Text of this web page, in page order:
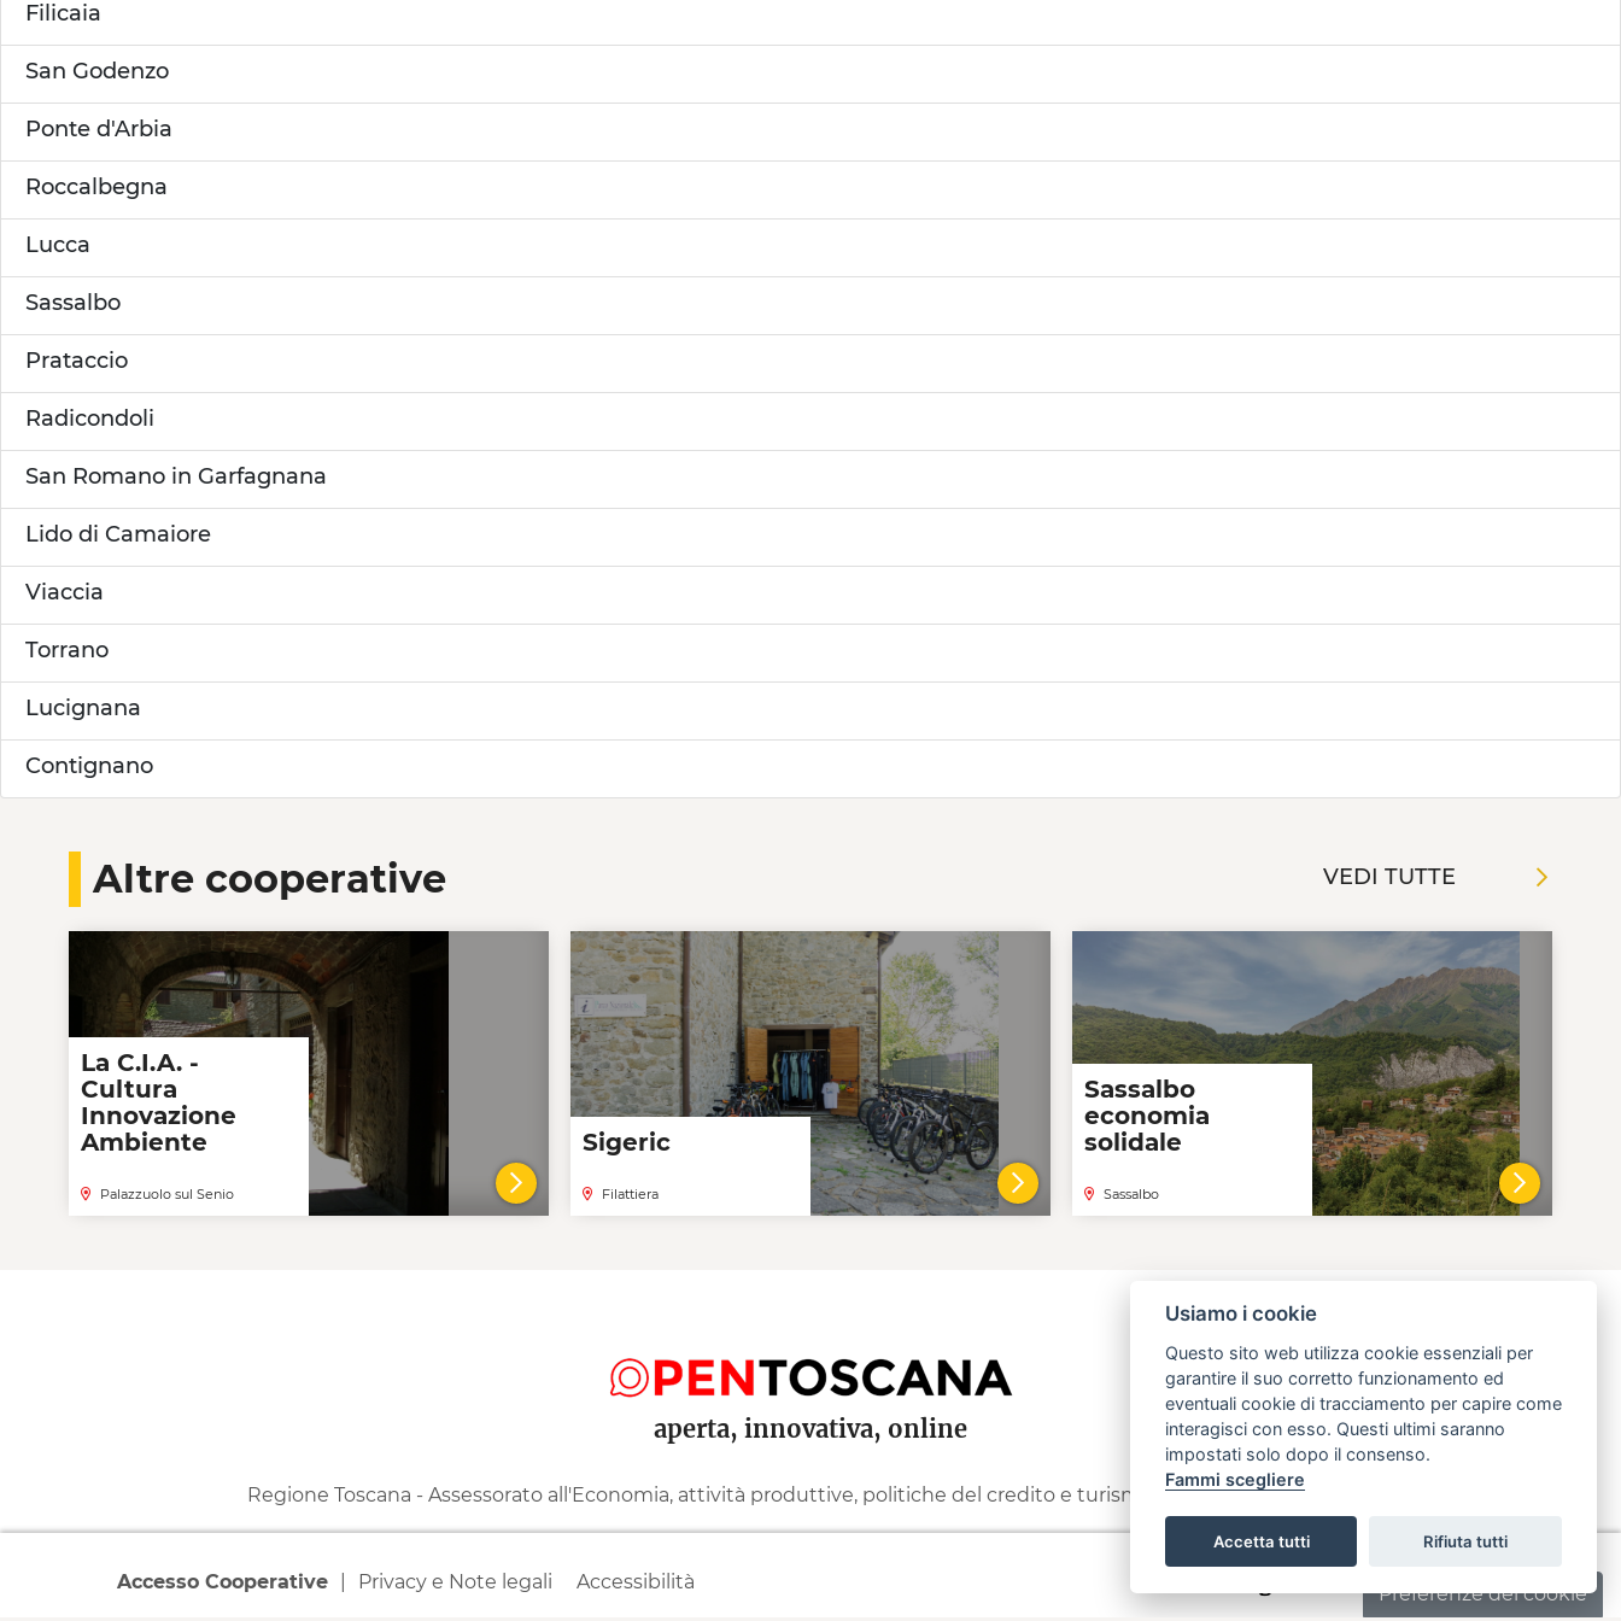
Filicaia
San Godenzo
Ponte d'Arbia
Roccalbegna
Lucca
Sassalbo
Prataccio
Radicondoli
San Romano in Garfagnana
Lido di Camaiore
Viaccia
Torrano
Lucignana
Contignano
Altre cooperative VEDI TUTTE
La C.I.A. -
Cultura
Innovazione
Ambiente
Palazzuolo sul Senio VAI AL DETTAGLIO DELLA COOPERATIVA
Sigeric
Filattiera VAI AL DETTAGLIO DELLA COOPERATIVA
Sassalbo
economia
solidale
Sassalbo VAI AL
aperta, innovativa, online
Regione Toscana - Assessorato all'Economia, attività produttive, politiche del credito e turismo info@open.toscana.it
Accesso Cooperative Privacy e Note legali Accessibilità
Usiamo i cookie
Questo sito web utilizza cookie essenziali per
garantire il suo corretto funzionamento ed
eventuali cookie di tracciamento per capire come
interagisci con esso. Questi ultimi saranno
impostati solo dopo il consenso.
Fammi scegliere
Accetta tutti Rifiuta tutti